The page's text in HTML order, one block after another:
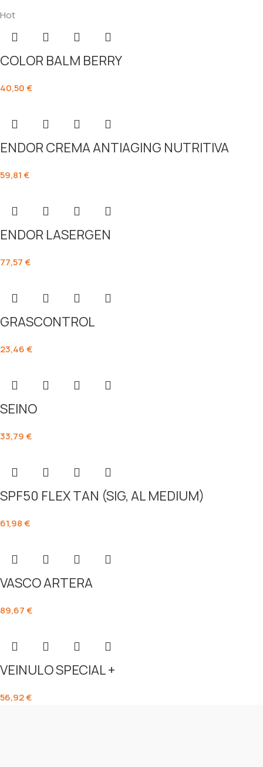
Hot
COLOR BALM BERRY
40,50€
ENDOR CREMA ANTIAGING NUTRITIVA
59,81€
ENDOR LASERGEN
77,57€
GRASCONTROL
23,46€
SEINO
33,79€
SPF50 FLEX TAN (SIG, AL MEDIUM)
61,98€
VASCO ARTERA
89,67€
VEINULO SPECIAL +
56,92€